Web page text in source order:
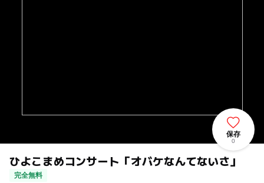
ひよこまめコンサート「オバケなんてないさ」
完全無料
保存
0